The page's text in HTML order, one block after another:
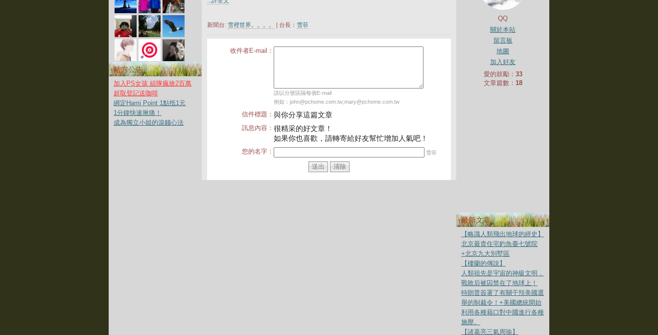
新聞台: 雪裡世界。。。。 | 台長： 雪菲
收件者E-mail：
請以分號區隔每個E-mail
例如：john@pchome.com.tw;mary@pchome.com.tw
信件標題： 與你分享這篇文章
訊息內容： 很精采的好文章！
如果你也喜歡，請轉寄給好友幫忙增加人氣吧！
您的名字： 雪菲
QQ
關於本站
留言板
地圖
加入好友
愛的鼓勵： 33
文章篇數： 18
最新文章
【略識人類飛出地球的經史】
北京最貴住宅釣魚臺七號院
+北京九大別墅區
【樓蘭的傳說】
人類祖先是宇宙的神級文明，
戰敗后被囚禁在了地球上！
特朗普簽署了有關干預美國選
舉的制裁令！+美國總統開始
利用各種藉口對中國進行各種
施壓。
【諸葛亮三氣周瑜】
站方公告
加入PS女孩 組隊瘋搶2百萬
超取登記送咖啡
綁定Hami Point 1點抵1元
1分鐘快速揪痛！
成為獨立小姐的滾錢心法